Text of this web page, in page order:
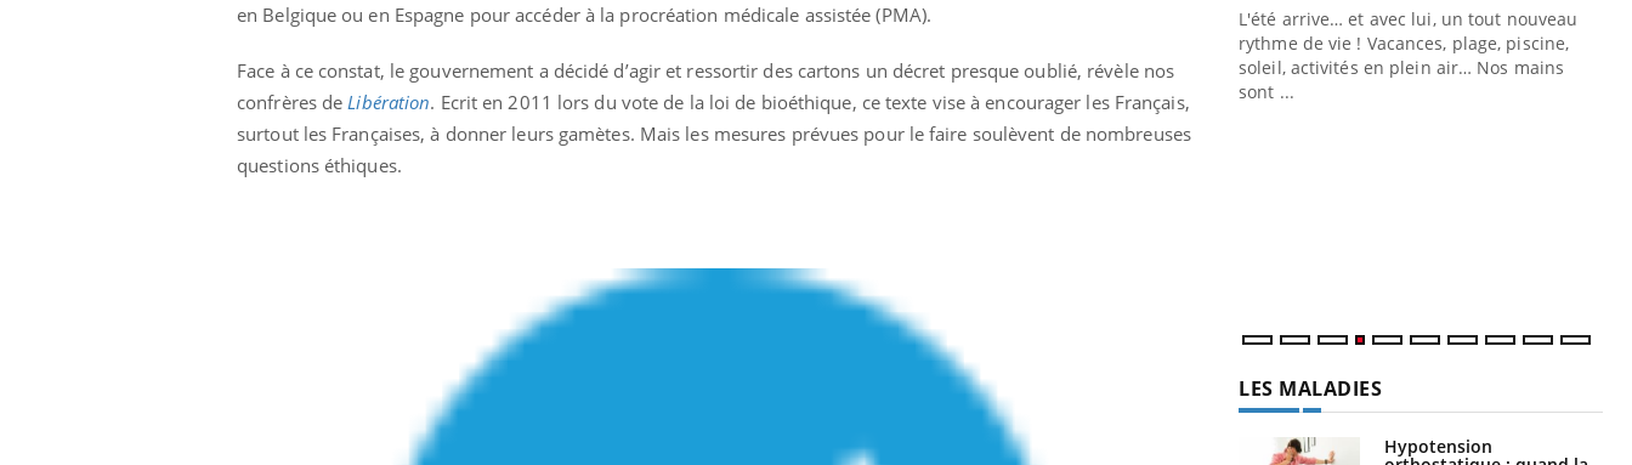
en Belgique ou en Espagne pour accéder à la procréation médicale assistée (PMA).
Face à ce constat, le gouvernement a décidé d’agir et ressortir des cartons un décret presque oublié, révèle nos
confrères de Libération. Ecrit en 2011 lors du vote de la loi de bioéthique, ce texte vise à encourager les Français,
surtout les Françaises, à donner leurs gamètes. Mais les mesures prévues pour le faire soulèvent de nombreuses
questions éthiques.
Il y a des sujets qui sont faciles à aborder...
questions sur la maladie d'un proche c'est
En 2026, l'insuline dans le diabète de type 2
patients comme parfois chez les soignants.
L'été arrive… et avec lui, un tout nouveau
rythme de vie ! Vacances, plage, piscine,
soleil, activités en plein air… Nos mains
sont ...
LES MALADIES
Hypotension